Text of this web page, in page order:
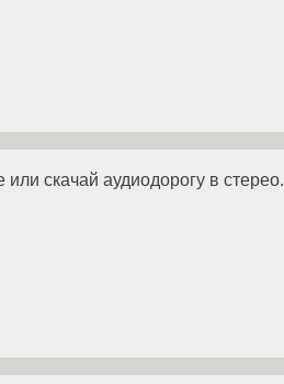
скачай аудиодорогу в стерео.